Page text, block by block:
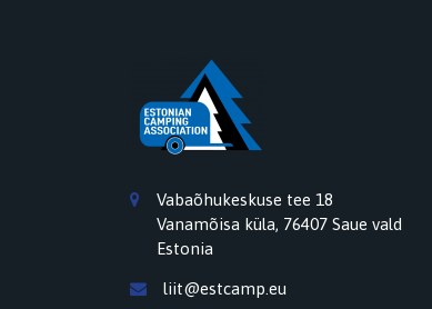
Vabaõhukeskuse tee 18
Vanamõisa küla, 76407 Saue vald
Estonia
liit@estcamp.eu